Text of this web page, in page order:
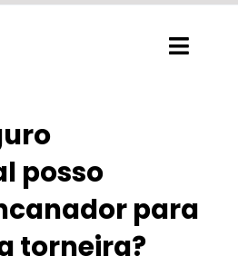
posso
para
torneira?